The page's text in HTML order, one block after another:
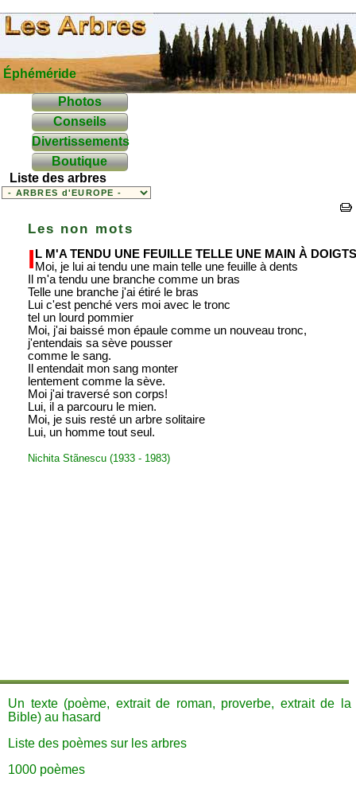
Éphéméride
Photos
Conseils
Divertissements
Boutique
Liste des arbres
Les non mots
Il m'a tendu une feuille telle une main à doigts
Moi, je lui ai tendu une main telle une feuille à dents
Il m'a tendu une branche comme un bras
Telle une branche j'ai étiré le bras
Lui c'est penché vers moi avec le tronc
tel un lourd pommier
Moi, j'ai baissé mon épaule comme un nouveau tronc,
j'entendais sa sève pousser
comme le sang.
Il entendait mon sang monter
lentement comme la sève.
Moi j'ai traversé son corps!
Lui, il a parcouru le mien.
Moi, je suis resté un arbre solitaire
Lui, un homme tout seul.
Nichita Stãnescu (1933 - 1983)
Un texte (poème, extrait de roman, proverbe, extrait de la
Bible) au hasard
Liste des poèmes sur les arbres
1000 poèmes